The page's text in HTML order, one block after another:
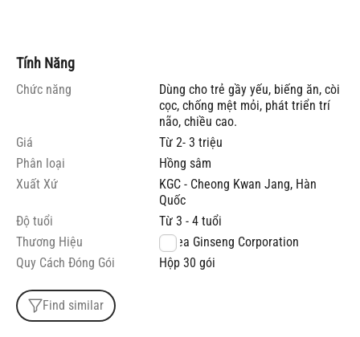
Tính Năng
Chức năng
Dùng cho trẻ gầy yếu, biếng ăn, còi
cọc, chống mệt mỏi, phát triển trí
não, chiều cao.
Giá
Từ 2- 3 triệu
Phân loại
Hồng sâm
Xuất Xứ
KGC - Cheong Kwan Jang, Hàn
Quốc
Độ tuổi
Từ 3 - 4 tuổi
Thương Hiệu
Korea Ginseng Corporation
Quy Cách Đóng Gói
Hộp 30 gói
Find similar